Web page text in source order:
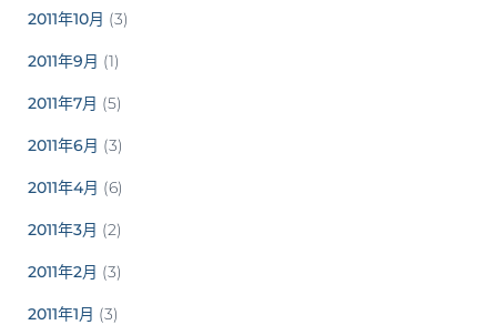
2011年10月 (3)
2011年9月 (1)
2011年7月 (5)
2011年6月 (3)
2011年4月 (6)
2011年3月 (2)
2011年2月 (3)
2011年1月 (3)